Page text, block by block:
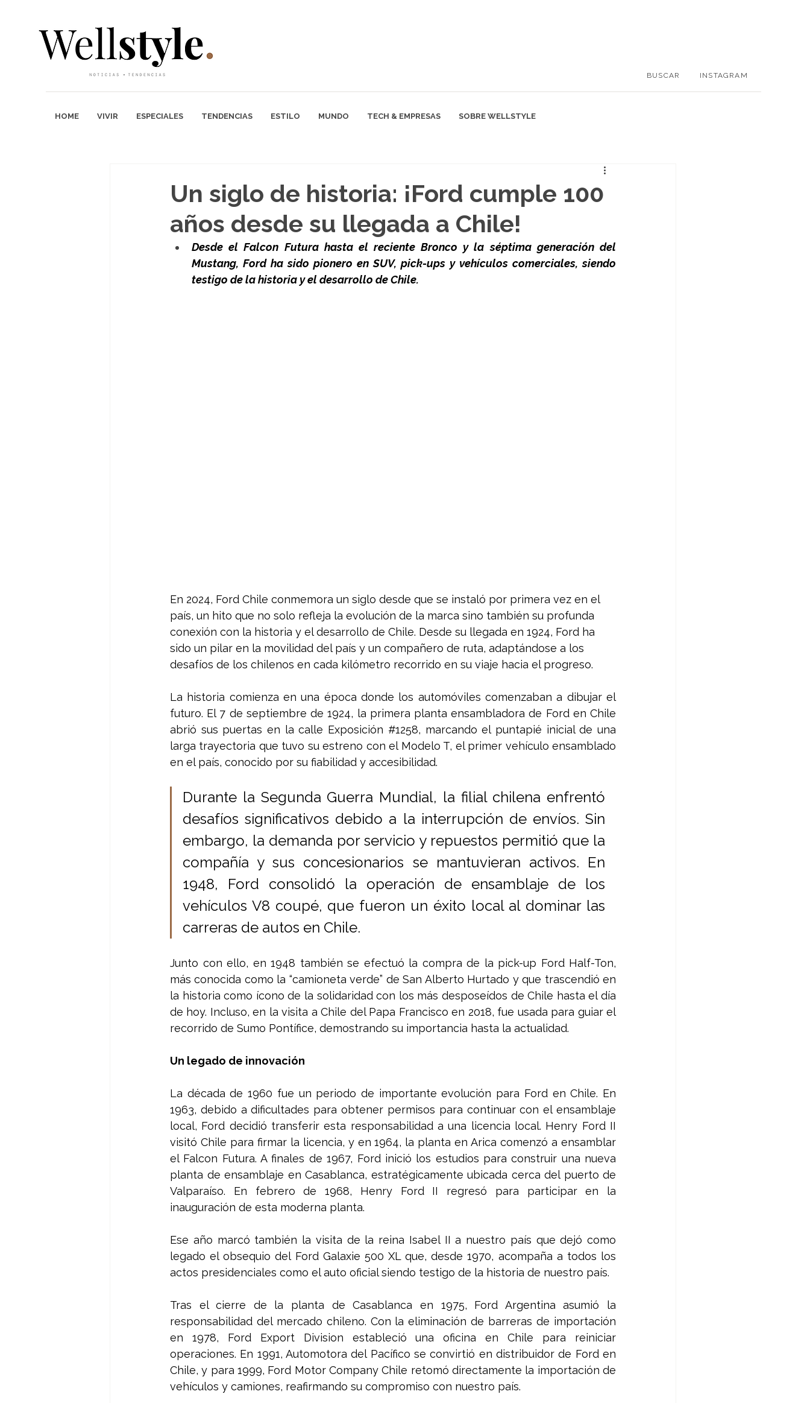
BUSCAR INSTAGRAM
HOME VIVIR ESPECIALES TENDENCIAS ESTILO MUNDO TECH & EMPRESAS SOBRE WELLSTYLE
Un siglo de historia: ¡Ford cumple 100
años desde su llegada a Chile!
Desde el Falcon Futura hasta el reciente Bronco y la séptima generación del
Mustang, Ford ha sido pionero en SUV, pick-ups y vehículos comerciales, siendo
testigo de la historia y el desarrollo de Chile.
En 2024, Ford Chile conmemora un siglo desde que se instaló por primera vez en el
país, un hito que no solo refleja la evolución de la marca sino también su profunda
conexión con la historia y el desarrollo de Chile. Desde su llegada en 1924, Ford ha
sido un pilar en la movilidad del país y un compañero de ruta, adaptándose a los
desafíos de los chilenos en cada kilómetro recorrido en su viaje hacia el progreso.
La historia comienza en una época donde los automóviles comenzaban a dibujar el
futuro. El 7 de septiembre de 1924, la primera planta ensambladora de Ford en Chile
abrió sus puertas en la calle Exposición #1258, marcando el puntapié inicial de una
larga trayectoria que tuvo su estreno con el Modelo T, el primer vehículo ensamblado
en el país, conocido por su fiabilidad y accesibilidad.
Durante la Segunda Guerra Mundial, la filial chilena enfrentó
desafíos significativos debido a la interrupción de envíos. Sin
embargo, la demanda por servicio y repuestos permitió que la
compañía y sus concesionarios se mantuvieran activos. En
1948, Ford consolidó la operación de ensamblaje de los
vehículos V8 coupé, que fueron un éxito local al dominar las
carreras de autos en Chile.
Junto con ello, en 1948 también se efectuó la compra de la pick-up Ford Half-Ton,
más conocida como la “camioneta verde” de San Alberto Hurtado y que trascendió en
la historia como ícono de la solidaridad con los más desposeídos de Chile hasta el día
de hoy. Incluso, en la visita a Chile del Papa Francisco en 2018, fue usada para guiar el
recorrido de Sumo Pontífice, demostrando su importancia hasta la actualidad.
Un legado de innovación
La década de 1960 fue un periodo de importante evolución para Ford en Chile. En
1963, debido a dificultades para obtener permisos para continuar con el ensamblaje
local, Ford decidió transferir esta responsabilidad a una licencia local. Henry Ford II
visitó Chile para firmar la licencia, y en 1964, la planta en Arica comenzó a ensamblar
el Falcon Futura. A finales de 1967, Ford inició los estudios para construir una nueva
planta de ensamblaje en Casablanca, estratégicamente ubicada cerca del puerto de
Valparaíso. En febrero de 1968, Henry Ford II regresó para participar en la
inauguración de esta moderna planta.
Ese año marcó también la visita de la reina Isabel II a nuestro país que dejó como
legado el obsequio del Ford Galaxie 500 XL que, desde 1970, acompaña a todos los
actos presidenciales como el auto oficial siendo testigo de la historia de nuestro país.
Tras el cierre de la planta de Casablanca en 1975, Ford Argentina asumió la
responsabilidad del mercado chileno. Con la eliminación de barreras de importación
en 1978, Ford Export Division estableció una oficina en Chile para reiniciar
operaciones. En 1991, Automotora del Pacífico se convirtió en distribuidor de Ford en
Chile, y para 1999, Ford Motor Company Chile retomó directamente la importación de
vehículos y camiones, reafirmando su compromiso con nuestro país.